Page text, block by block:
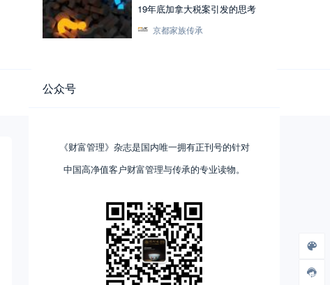
19年底加拿大税案引发的思考
京都家族传承
公众号
《财富管理》杂志是国内唯一拥有正刊号的针对
中国高净值客户财富管理与传承的专业读物。